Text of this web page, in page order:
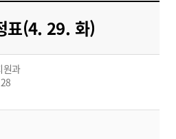
도
시
군
산
표(4. 29. 화)
원과